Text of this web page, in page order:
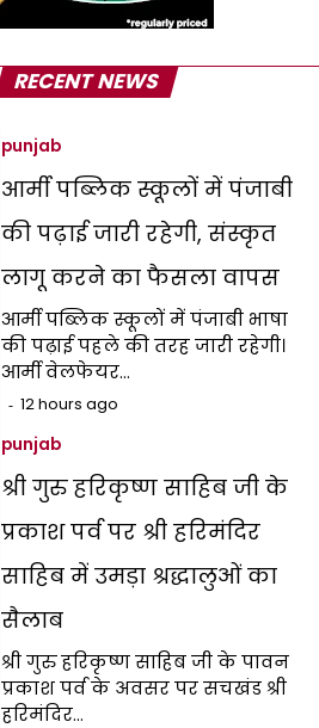
RECENT NEWS
punjab
आर्मी पब्लिक स्कूलों में पंजाबी
की पढ़ाई जारी रहेगी, संस्कृत
लागू करने का फैसला वापस
आर्मी पब्लिक स्कूलों में पंजाबी भाषा
की पढ़ाई पहले की तरह जारी रहेगी।
आर्मी वेलफेयर…
12 hours ago
punjab
श्री गुरु हरिकृष्ण साहिब जी के
प्रकाश पर्व पर श्री हरिमंदिर
साहिब में उमड़ा श्रद्धालुओं का
सैलाब
श्री गुरु हरिकृष्ण साहिब जी के पावन
प्रकाश पर्व के अवसर पर सचखंड श्री
हरिमंदिर…